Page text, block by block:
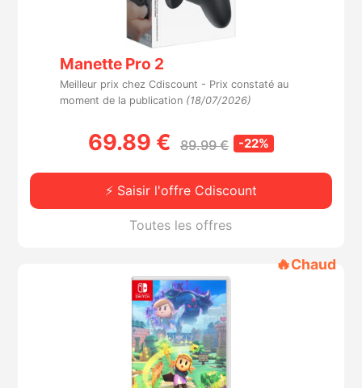
Manette Pro 2
Meilleur prix chez Cdiscount - Prix constaté au
moment de la publication (18/07/2026)
69.89 € 89.99 € -22%
⚡ Saisir l'offre Cdiscount
Toutes les offres
🔥Chaud